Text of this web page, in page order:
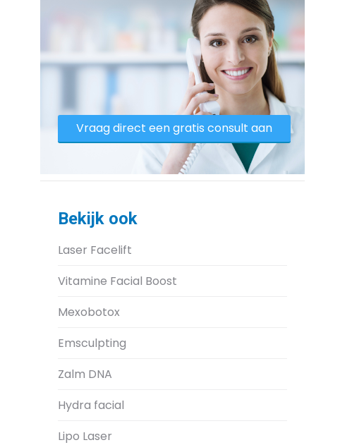
Vraag direct een gratis consult aan
Bekijk ook
Laser Facelift
Vitamine Facial Boost
Mexobotox
Emsculpting
Zalm DNA
Hydra facial
Lipo Laser